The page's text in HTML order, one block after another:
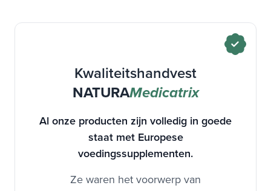
Kwaliteitshandvest
NATURAMedicatrix
Al onze producten zijn volledig in goede
staat met Europese
voedingssupplementen.
Ze waren het voorwerp van